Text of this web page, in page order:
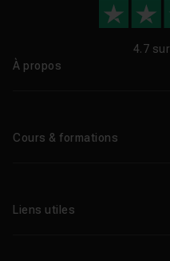
4.7 sur
À propos
Cours & formations
Formations certifiantes
Liens utiles